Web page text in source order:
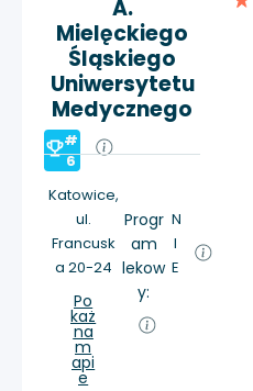
A.
Mielęckiego
Śląskiego
Uniwersytetu
Medycznego
#
6
Katowice,
ul.
Francusk
a 20-24
Po
każ
na
m
api
e
Progr
am
lekow
y:
N
I
E